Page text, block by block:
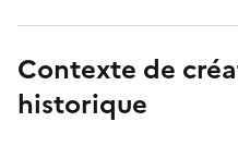
Contexte de
historique